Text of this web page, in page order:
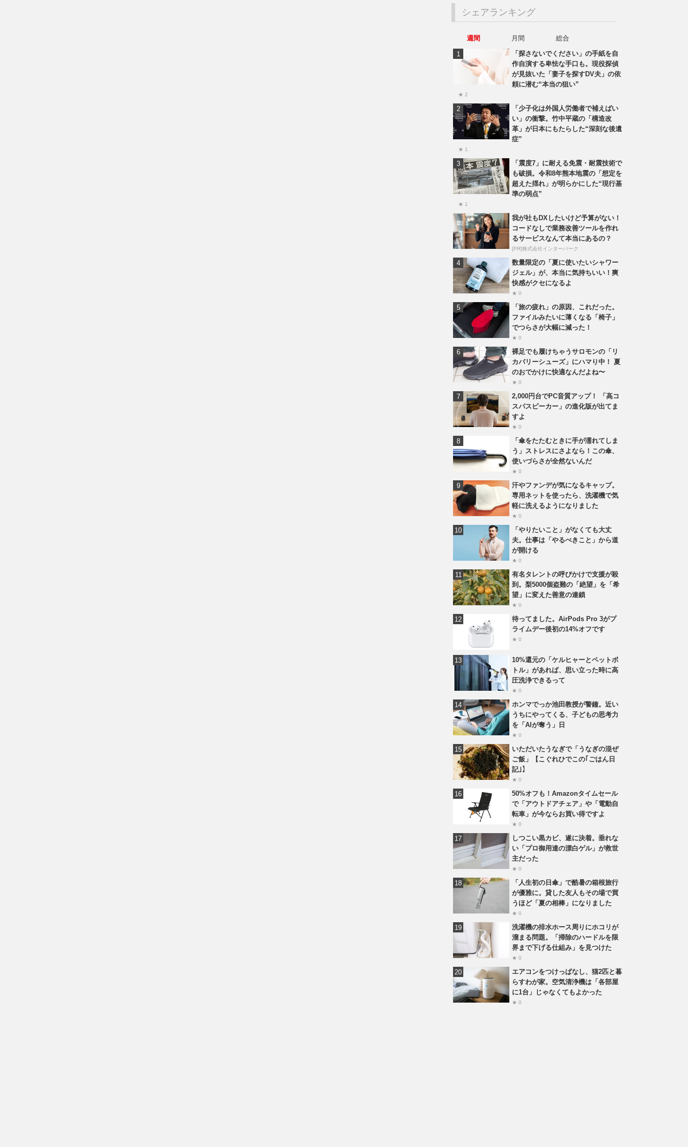
シェアランキング
週間 月間
総合
「探さないでください」の手紙を自
作自演する卑怯な手口も。現役探偵
が見抜いた「妻子を探すDV夫」の依
頼に潜む“本当の狙い”
★ 2
「少子化は外国人労働者で補えばい
い」の衝撃。竹中平蔵の「構造改
革」が日本にもたらした“深刻な後遺
症”
★ 1
「震度7」に耐える免震・耐震技術で
も破損。令和8年熊本地震の「想定を
超えた揺れ」が明らかにした“現行基
準の弱点”
★ 1
我が社もDXしたいけど予算がない！
コードなしで業務改善ツールを作れ
るサービスなんて本当にあるの？
[PR]株式会社インターパーク
数量限定の「夏に使いたいシャワー
ジェル」が、本当に気持ちいい！爽
快感がクセになるよ
★ 0
「旅の疲れ」の原因、これだった。
ファイルみたいに薄くなる「椅子」
でつらさが大幅に減った！
★ 0
裸足でも履けちゃうサロモンの「リ
カバリーシューズ」にハマり中！ 夏
のおでかけに快適なんだよね〜
★ 0
2,000円台でPC音質アップ！ 「高コ
スパスピーカー」の進化版が出てま
すよ
★ 0
「傘をたたむときに手が濡れてしま
う」ストレスにさよなら！この傘、
使いづらさが全然ないんだ
★ 0
汗やファンデが気になるキャップ。
専用ネットを使ったら、洗濯機で気
軽に洗えるようになりました
★ 0
「やりたいこと」がなくても大丈
夫。仕事は「やるべきこと」から道
が開ける
★ 0
有名タレントの呼びかけで支援が殺
到。梨5000個盗難の「絶望」を「希
望」に変えた善意の連鎖
★ 0
待ってました。AirPods Pro 3がプ
ライムデー後初の14%オフです
★ 0
10%還元の「ケルヒャーとペットボ
トル」があれば、思い立った時に高
圧洗浄できるって
★ 0
ホンマでっか池田教授が警鐘。近い
うちにやってくる、子どもの思考力
を「AIが奪う」日
★ 0
いただいたうなぎで「うなぎの混ぜ
ご飯」【こぐれひでこの｢ごはん日
記｣】
★ 0
50%オフも！Amazonタイムセール
で「アウトドアチェア」や「電動自
転車」が今ならお買い得ですよ
★ 0
しつこい黒カビ、遂に決着。垂れな
い「プロ御用達の漂白ゲル」が救世
主だった
★ 0
「人生初の日傘」で酷暑の箱根旅行
が優雅に。貸した友人もその場で買
うほど「夏の相棒」になりました
★ 0
洗濯機の排水ホース周りにホコリが
溜まる問題。「掃除のハードルを限
界まで下げる仕組み」を見つけた
★ 0
エアコンをつけっぱなし、猫2匹と暮
らすわが家。空気清浄機は「各部屋
に1台」じゃなくてもよかった
★ 0